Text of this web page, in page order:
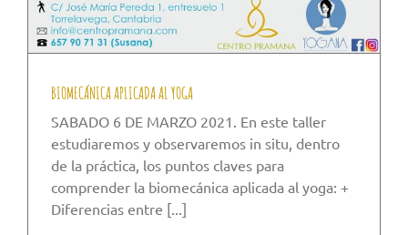
BIOMECÁNICA APLICADA AL YOGA
SABADO 6 DE MARZO 2021. En este taller
estudiaremos y observaremos in situ, dentro
de la práctica, los puntos claves para
comprender la biomecánica aplicada al yoga: +
Diferencias entre [...]